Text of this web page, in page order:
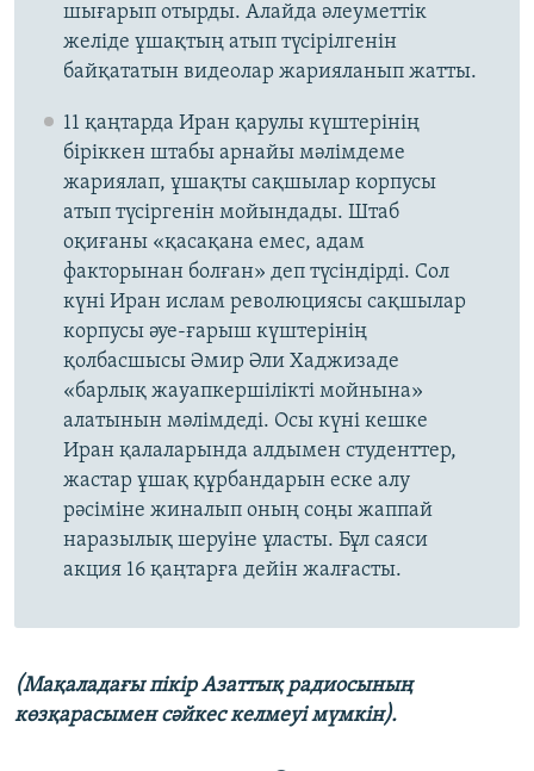
шығарып отырды. Алайда әлеуметтік
желіде ұшақтың атып түсірілгенін
байқататын видеолар жарияланып жатты.
11 қаңтарда Иран қарулы күштерінің
біріккен штабы арнайы мәлімдеме
жариялап, ұшақты сақшылар корпусы
атып түсіргенін мойындады. Штаб
оқиғаны «қасақана емес, адам
факторынан болған» деп түсіндірді. Сол
күні Иран ислам революциясы сақшылар
корпусы әуе-ғарыш күштерінің
қолбасшысы Әмир Әли Хаджизаде
«барлық жауапкершілікті мойнына»
алатынын мәлімдеді. Осы күні кешке
Иран қалаларында алдымен студенттер,
жастар ұшақ құрбандарын еске алу
рәсіміне жиналып оның соңы жаппай
наразылық шеруіне ұласты. Бұл саяси
акция 16 қаңтарға дейін жалғасты.
(Мақаладағы пікір Азаттық радиосының
көзқарасымен сәйкес келмеуі мүмкін).